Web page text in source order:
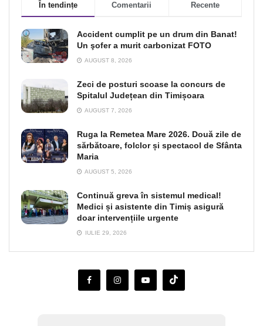
În tendințe Comentarii Recente
Accident cumplit pe un drum din Banat!
Un şofer a murit carbonizat FOTO
AUGUST 8, 2026
Zeci de posturi scoase la concurs de
Spitalul Județean din Timișoara
AUGUST 7, 2026
Ruga la Remetea Mare 2026. Două zile de
sărbătoare, folclor și spectacol de Sfânta
Maria
AUGUST 5, 2026
Continuă greva în sistemul medical!
Medici și asistente din Timiș asigură
doar intervențiile urgente
IULIE 29, 2026